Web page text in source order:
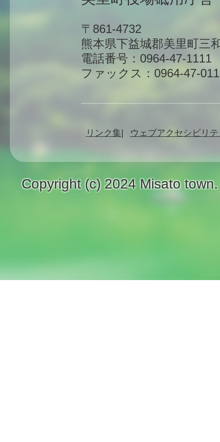
〒861-4732
熊本県下益城郡美里町三
電話番号：0964-47-1111
ファックス：0964-47-
リンク集 ウェブアクセシビリ
Copyright (c) 2024 Misato